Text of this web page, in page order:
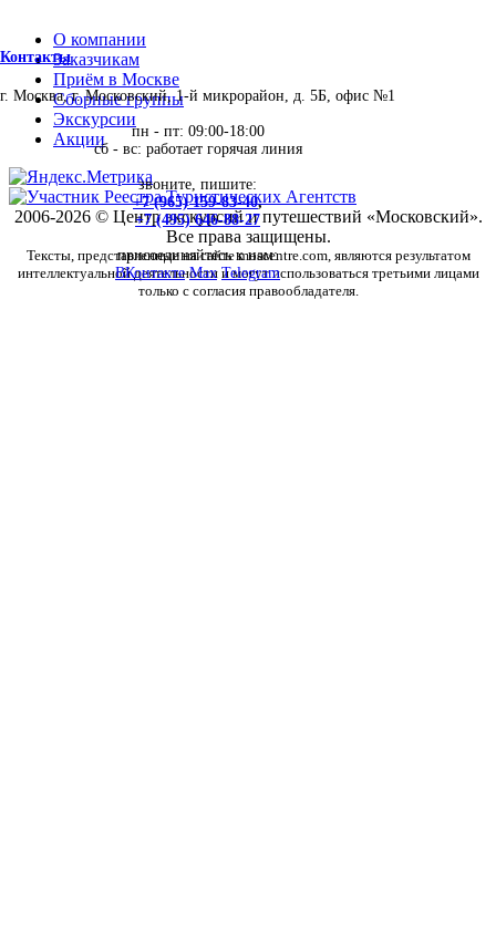
Контакты
г. Москва, г. Московский, 1-й микрорайон, д. 5Б, офис №1
пн - пт: 09:00-18:00
сб - вс: работает горячая линия
звоните, пишите:
+7 (965) 159-83-40,
+7 (495) 646-88-27
присоединяйтесь к нам:
ВКонтакте Max Telegram
О компании
Заказчикам
Приём в Москве
Сборные группы
Экскурсии
Акции
2006-2026 © Центр экскурсий и путешествий «Московский».
Все права защищены.
Тексты, представленные на сайте moscentre.com, являются результатом
интеллектуальной деятельности и могут использоваться третьими лицами
только с согласия правообладателя.